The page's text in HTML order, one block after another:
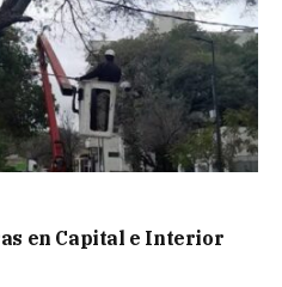
en Capital e Interior